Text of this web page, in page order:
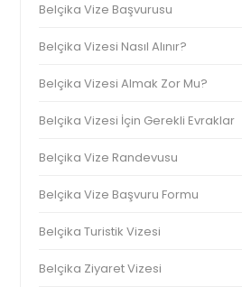
Belçika Vize Başvurusu
Belçika Vizesi Nasıl Alınır?
Belçika Vizesi Almak Zor Mu?
Belçika Vizesi İçin Gerekli Evraklar
Belçika Vize Randevusu
Belçika Vize Başvuru Formu
Belçika Turistik Vizesi
Belçika Ziyaret Vizesi